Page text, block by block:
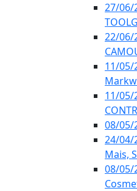
27/06/
22/06/
11/05/
11/05/
08/05/
24/04/
Mais,
08/05/